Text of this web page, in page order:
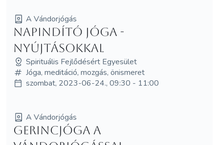
A Vándorjógás
Napindító jóga -
nyújtásokkal
Spirituális Fejlődésért Egyesület
Jóga, meditáció, mozgás, önismeret
szombat, 2023-06-24., 09:30 - 11:00
A Vándorjógás
Gerincjóga a